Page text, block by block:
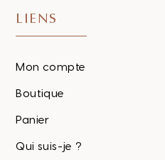
LIENS
Mon compte
Boutique
Panier
Qui suis-je ?